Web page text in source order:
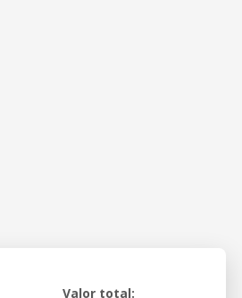
Valor total: